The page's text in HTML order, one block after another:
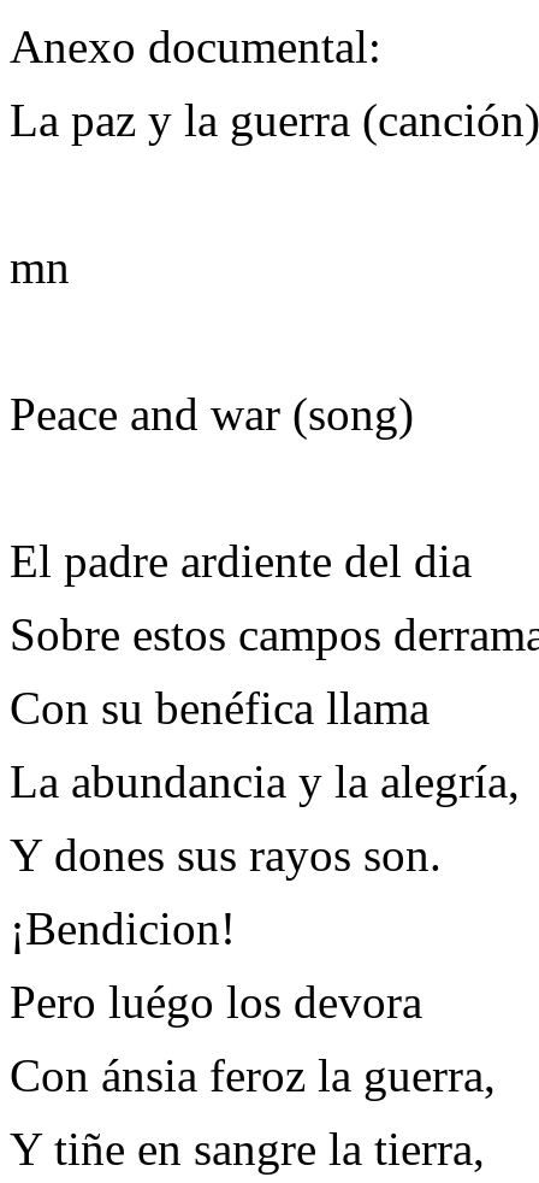
Anexo documental:
La paz y la guerra (canción)
mn
Peace and war (song)
El padre ardiente del dia
Sobre estos campos
Con su benéfica llama
La abundancia y la alegría,
Y dones sus rayos son.
¡Bendicion!
Pero luégo los devora
Con ánsia feroz la guerra,
Y tiñe en sangre la tierra,